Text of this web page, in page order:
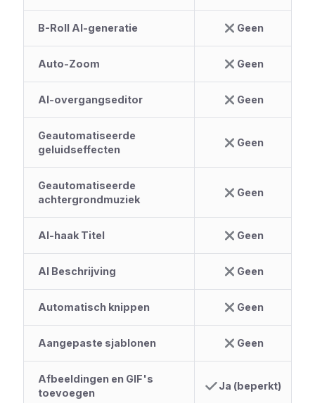
B-Roll AI-generatie Geen
Auto-Zoom Geen
AI-overgangseditor Geen
Geautomatiseerde
geluidseffecten
Geen
Geautomatiseerde
achtergrondmuziek
Geen
AI-haak Titel Geen
AI Beschrijving Geen
Automatisch knippen Geen
Aangepaste sjablonen Geen
Afbeeldingen en GIF's
toevoegen
Ja (beperkt)